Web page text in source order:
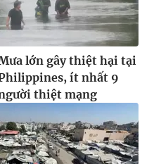
lớn gây thiệt hại tại
ít nhất 9
thiệt mạng